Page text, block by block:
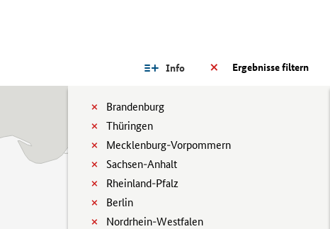
Ergebnisse filtern
Info
Brandenburg
Thüringen
Mecklenburg-Vorpommern
Sachsen-Anhalt
Rheinland-Pfalz
Berlin
Nordrhein-Westfalen